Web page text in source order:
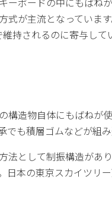
式が主流となっていま
持されるのに寄与して
構造物自体にもばねが
でも積層ゴムなどが組
法として制振構造があ
日本の東京スカイツリ